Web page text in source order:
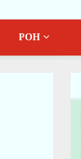
ΡΟΗ